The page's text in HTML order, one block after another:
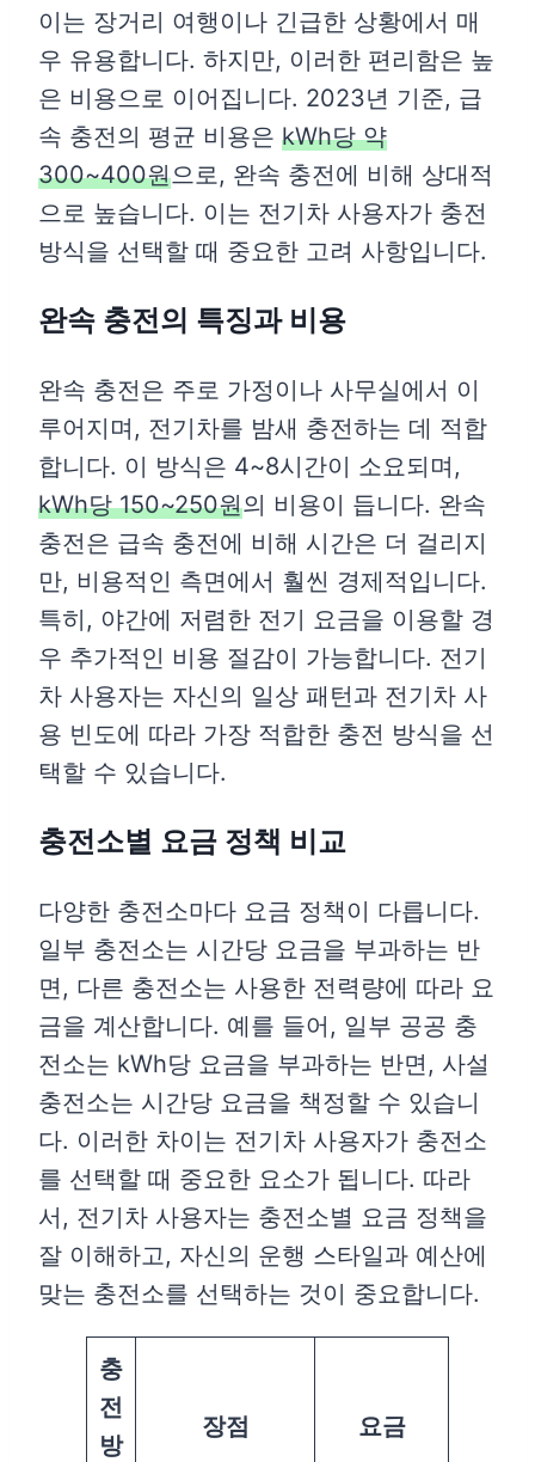
이는 장거리 여행이나 긴급한 상황에서 매
우 유용합니다. 하지만, 이러한 편리함은 높
은 비용으로 이어집니다. 2023년 기준, 급
속 충전의 평균 비용은 kWh당 약
300~400원으로, 완속 충전에 비해 상대적
으로 높습니다. 이는 전기차 사용자가 충전
방식을 선택할 때 중요한 고려 사항입니다.
완속 충전의 특징과 비용
완속 충전은 주로 가정이나 사무실에서 이
루어지며, 전기차를 밤새 충전하는 데 적합
합니다. 이 방식은 4~8시간이 소요되며,
kWh당 150~250원의 비용이 듭니다. 완속
충전은 급속 충전에 비해 시간은 더 걸리지
만, 비용적인 측면에서 훨씬 경제적입니다.
특히, 야간에 저렴한 전기 요금을 이용할 경
우 추가적인 비용 절감이 가능합니다. 전기
차 사용자는 자신의 일상 패턴과 전기차 사
용 빈도에 따라 가장 적합한 충전 방식을 선
택할 수 있습니다.
충전소별 요금 정책 비교
다양한 충전소마다 요금 정책이 다릅니다.
일부 충전소는 시간당 요금을 부과하는 반
면, 다른 충전소는 사용한 전력량에 따라 요
금을 계산합니다. 예를 들어, 일부 공공 충
전소는 kWh당 요금을 부과하는 반면, 사설
충전소는 시간당 요금을 책정할 수 있습니
다. 이러한 차이는 전기차 사용자가 충전소
를 선택할 때 중요한 요소가 됩니다. 따라
서, 전기차 사용자는 충전소별 요금 정책을
잘 이해하고, 자신의 운행 스타일과 예산에
맞는 충전소를 선택하는 것이 중요합니다.
충
전
방
장점 요금